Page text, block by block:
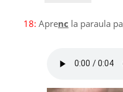
18: Aprenc la paraula pa